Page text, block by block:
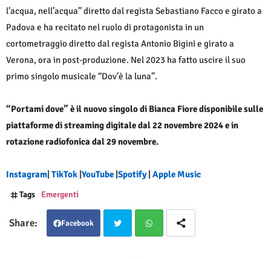
l’acqua, nell’acqua” diretto dal regista Sebastiano Facco e girato a
Padova e ha recitato nel ruolo di protagonista in un
cortometraggio diretto dal regista Antonio Bigini e girato a
Verona, ora in post-produzione. Nel 2023 ha fatto uscire il suo
primo singolo musicale “Dov’è la luna”.
“Portami dove” è il nuovo singolo di Bianca Fiore disponibile sulle
piattaforme di streaming digitale dal 22 novembre 2024 e in
rotazione radiofonica dal 29 novembre.
Instagram| TikTok |YouTube |Spotify| Apple Music
Tags Emergenti
Facebook